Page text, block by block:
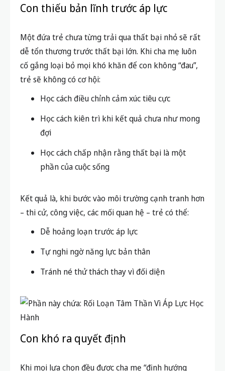
Con thiếu bản lĩnh trước áp lực
Một đứa trẻ chưa từng trải qua thất bại nhỏ sẽ rất
dễ tổn thương trước thất bại lớn. Khi cha mẹ luôn
cố gắng loại bỏ mọi khó khăn để con không “đau”,
trẻ sẽ không có cơ hội:
Học cách điều chỉnh cảm xúc tiêu cực
Học cách kiên trì khi kết quả chưa như mong
đợi
Học cách chấp nhận rằng thất bại là một
phần của cuộc sống
Kết quả là, khi bước vào môi trường cạnh tranh hơn
– thi cử, công việc, các mối quan hệ – trẻ có thể:
Dễ hoảng loạn trước áp lực
Tự nghi ngờ năng lực bản thân
Tránh né thử thách thay vì đối diện
Con khó ra quyết định
Khi mọi lựa chọn đều được cha mẹ “định hướng